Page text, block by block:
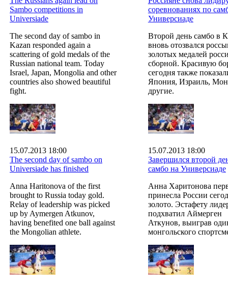
Sambo competitions in
Universiade
The second day of sambo in
Kazan responded again a
scattering of gold medals of the
Russian national team. Today
Israel, Japan, Mongolia and other
countries also showed beautiful
fight.
соревнованиях по
Универсиаде
Второй день самбо в
вновь отозвался
золотых медалей
сборной. Красивую
сегодня также
Япония, Израиль,
другие.
15.07.2013 18:00
The second day of sambo on
Universiade has finished
Anna Haritonova of the first
brought to Russia today gold.
Relay of leadership was picked
up by Aymergen Atkunov,
having benefited one ball against
the Mongolian athlete.
15.07.2013 18:00
Завершился второй
самбо на Универсиаде
Анна Харитонова
принесла России
золото. Эстафету
подхватил Аймерген
Аткунов, выиграв
монгольского